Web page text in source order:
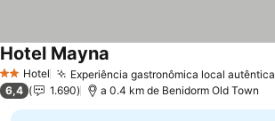
2 Estrelas
Hotel Experiência gastronômica local autêntica
Hotel Mayna
6,4 1.690 a 0.4 km de Benidorm Old Town